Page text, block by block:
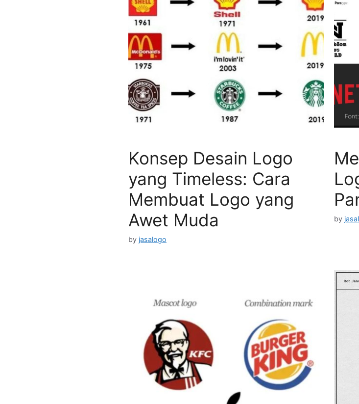
Konsep Desain Logo
yang Timeless: Cara
Membuat Logo yang
Awet Muda
by jasalogo
by